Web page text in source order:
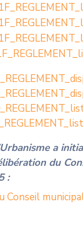
a
du
:
Conseil